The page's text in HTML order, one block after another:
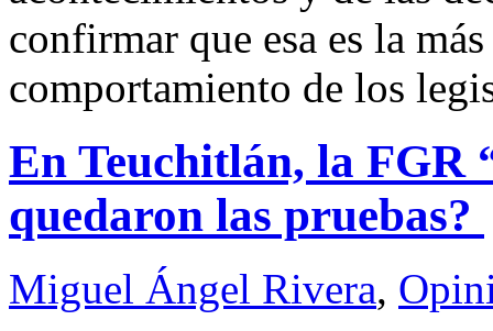
confirmar que esa es la
comportamiento de los
En Teuchitlán, la FGR
quedaron las pruebas?
Miguel Ángel Rivera,